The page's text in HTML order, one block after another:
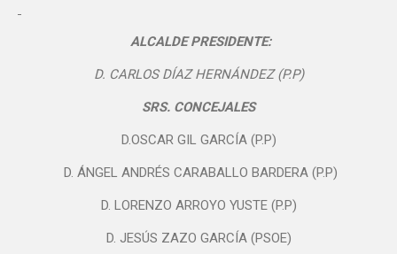
ALCALDE PRESIDENTE:
D. CARLOS DÍAZ HERNÁNDEZ (P.P)
SRS. CONCEJALES
D.OSCAR GIL GARCÍA (P.P)
D. ÁNGEL ANDRÉS CARABALLO BARDERA (P.P)
D. LORENZO ARROYO YUSTE (P.P)
D. JESÚS ZAZO GARCÍA (PSOE)